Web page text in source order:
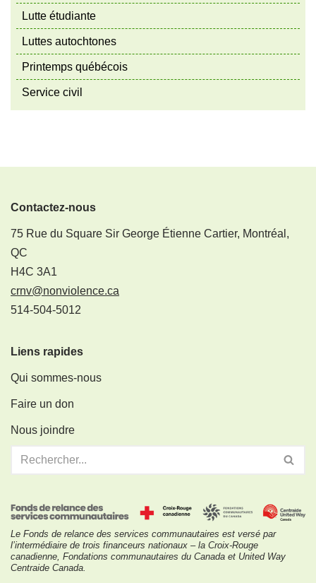
Lutte étudiante
Luttes autochtones
Printemps québécois
Service civil
Contactez-nous
75 Rue du Square Sir George Étienne Cartier, Montréal,
QC
H4C 3A1
crnv@nonviolence.ca
514-504-5012
Liens rapides
Qui sommes-nous
Faire un don
Nous joindre
Le Fonds de relance des services communautaires est versé par
l’intermédiaire de trois financeurs nationaux – la Croix-Rouge
canadienne, Fondations communautaires du Canada et United Way
Centraide Canada.